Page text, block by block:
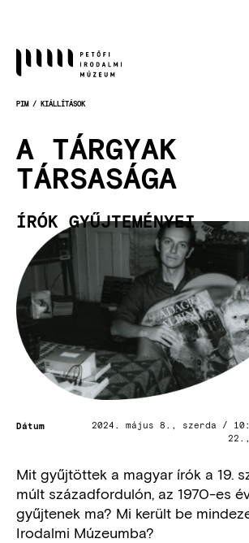
PIM KIÁLLÍTÁSOK
A TÁRGYAK
TÁRSASÁGA
ÍRÓK GYŰJTEMÉNYEI
Kép
Dátum 2024. május 8., szerda /
Mit gyűjtöttek a magyar írók a 19.
múlt századfordulón, az 1970-es
gyűjtenek ma? Mi került be
Irodalmi Múzeumba?